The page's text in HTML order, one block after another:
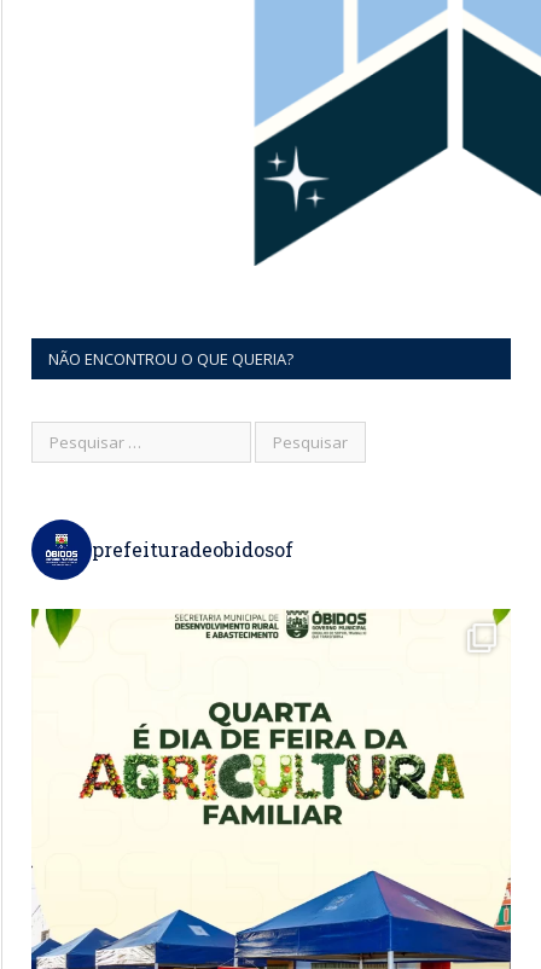
NÃO ENCONTROU O QUE QUERIA?
prefeituradeobidosof